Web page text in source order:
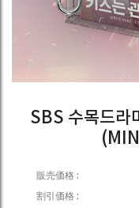
SBS 수목드라
販売価格 :
割引価格 :